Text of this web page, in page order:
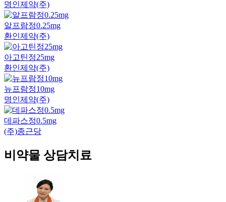
명인제약(주)
알프람정0.25mg
환인제약(주)
아고틴정25mg
환인제약(주)
뉴프람정10mg
명인제약(주)
데파스정0.5mg
(주)종근당
비약물 상담치료